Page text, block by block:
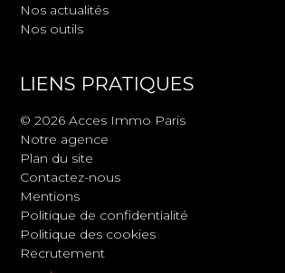
Nos actualités
Nos outils
LIENS PRATIQUES
© 2026 Acces Immo Paris
Notre agence
Plan du site
Contactez-nous
Mentions
Politique de confidentialité
Politique des cookies
Recrutement